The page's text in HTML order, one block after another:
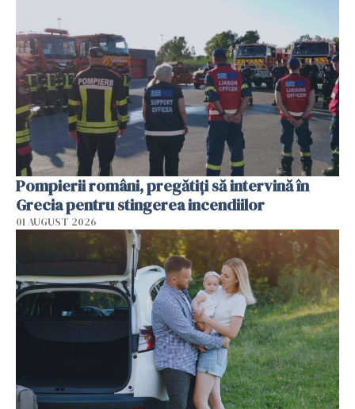
Pompierii români, pregătiţi să intervină în
Grecia pentru stingerea incendiilor
01 AUGUST 2026